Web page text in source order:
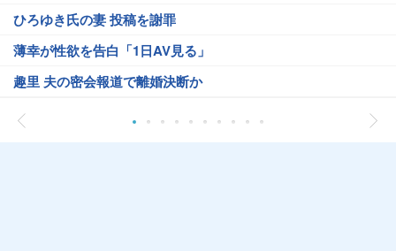
ひろゆき氏の妻 投稿を謝罪
薄幸が性欲を告白「1日AV見る」
趣里 夫の密会報道で離婚決断か